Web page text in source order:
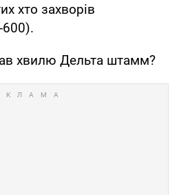
хто захворів
600).
хвилю Дельта штамм?